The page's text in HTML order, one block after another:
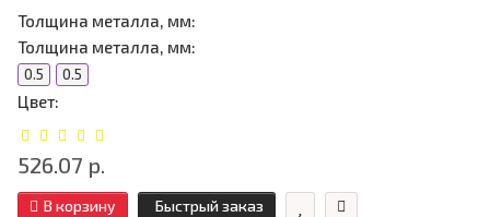
Толщина металла, мм:
Толщина металла, мм:
0.5 0.5
Цвет:
526.07 р.
В корзину Быстрый заказ